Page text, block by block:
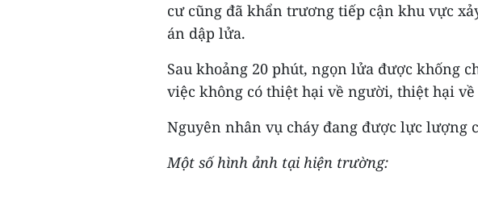
cư cũng đã khẩn trương tiếp cận khu vực
án dập lửa.
Sau khoảng 20 phút, ngọn lửa được khống
việc không có thiệt hại về người, thiệt hại
Nguyên nhân vụ cháy đang được lực lượng
Một số hình ảnh tại hiện trường: